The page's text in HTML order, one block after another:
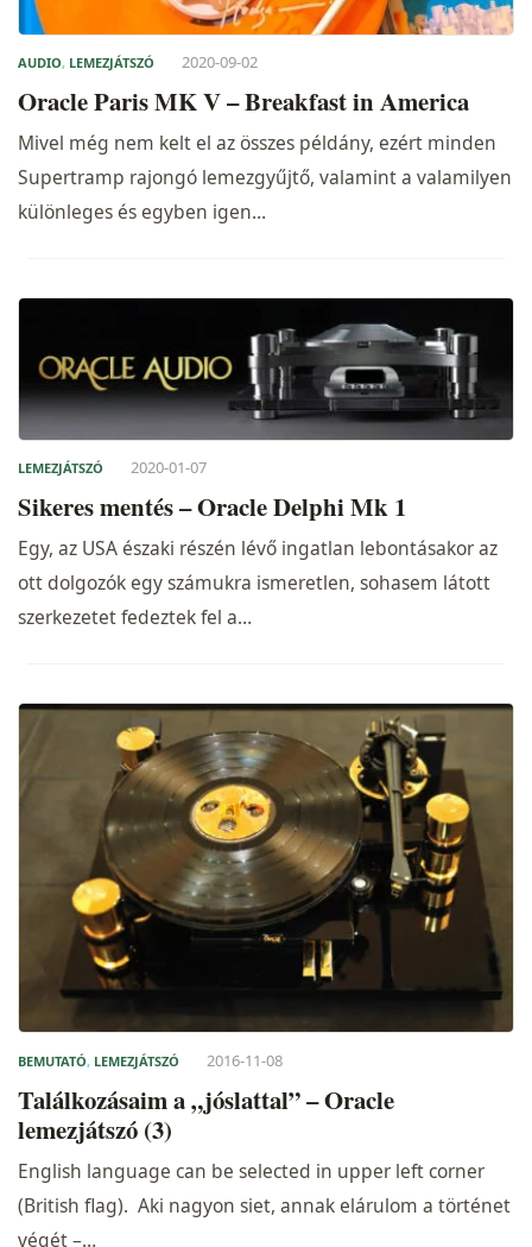
AUDIO, LEMEZJÁTSZÓ 2020-09-02
Oracle Paris MK V – Breakfast in America
Mivel még nem kelt el az összes példány, ezért minden
Supertramp rajongó lemezgyűjtő, valamint a valamilyen
különleges és egyben igen…
LEMEZJÁTSZÓ 2020-01-07
Sikeres mentés – Oracle Delphi Mk 1
Egy, az USA északi részén lévő ingatlan lebontásakor az
ott dolgozók egy számukra ismeretlen, sohasem látott
szerkezetet fedeztek fel a…
BEMUTATÓ, LEMEZJÁTSZÓ 2016-11-08
Találkozásaim a „jóslattal” – Oracle
lemezjátszó (3)
English language can be selected in upper left corner
(British flag). Aki nagyon siet, annak elárulom a történet
végét –…